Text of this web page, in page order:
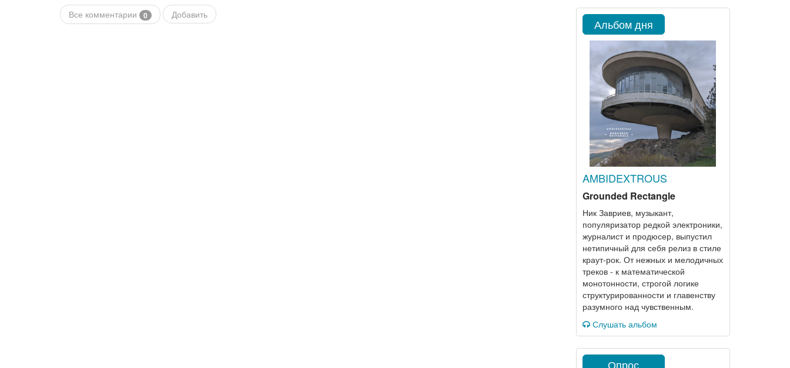
Все комментарии 0 Добавить
Альбом дня
AMBIDEXTROUS
Grounded Rectangle
Ник Завриев, музыкант,
популяризатор редкой электроники,
журналист и продюсер, выпустил
нетипичный для себя релиз в стиле
краут-рок. От нежных и мелодичных
треков - к математической
монотонности, строгой логике
структурированности и главенству
разумного над чувственным.
Слушать альбом
Опрос